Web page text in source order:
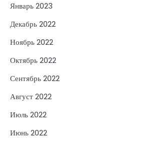
Январь 2023
Декабрь 2022
Ноябрь 2022
Октябрь 2022
Сентябрь 2022
Август 2022
Июль 2022
Июнь 2022